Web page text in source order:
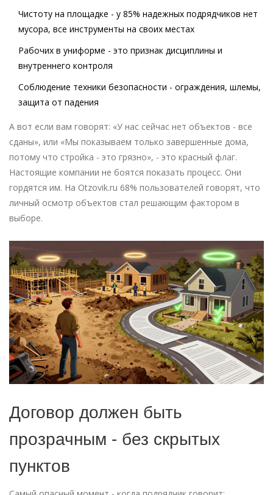
Чистоту на площадке - у 85% надежных подрядчиков нет
мусора, все инструменты на своих местах
Рабочих в униформе - это признак дисциплины и
внутреннего контроля
Соблюдение техники безопасности - ограждения, шлемы,
защита от падения
А вот если вам говорят: «У нас сейчас нет объектов - все
сданы», или «Мы показываем только завершенные дома,
потому что стройка - это грязно», - это красный флаг.
Настоящие компании не боятся показать процесс. Они
гордятся им. На Otzovik.ru 68% пользователей говорят, что
личный осмотр объектов стал решающим фактором в
выборе.
Договор должен быть
прозрачным - без скрытых
пунктов